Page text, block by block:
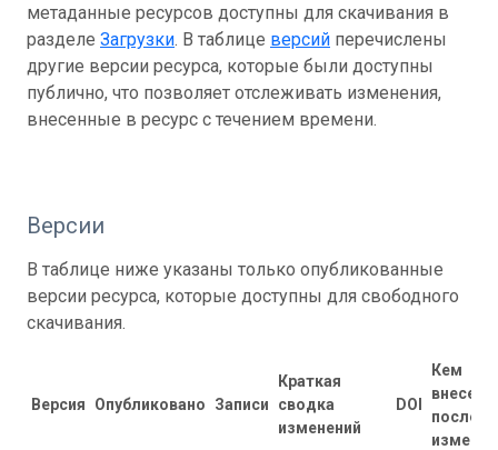
метаданные ресурсов доступны для скачивания в
разделе Загрузки. В таблице версий перечислены
другие версии ресурса, которые были доступны
публично, что позволяет отслеживать изменения,
внесенные в ресурс с течением времени.
Версии
В таблице ниже указаны только опубликованные
версии ресурса, которые доступны для свободного
скачивания.
Версия Опубликовано Записи
Краткая
сводка
изменений
DOI
Кем
внесены